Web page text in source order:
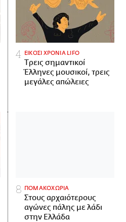
ΕΙΚΟΣΙ ΧΡΟΝΙΑ LIFO
Tρεις σημαντικοί
Έλληνες μουσικοί, τρεις
μεγάλες απώλειες
ΠΟΜΑΚΟΧΩΡΙΑ
Στους αρχαιότερους
αγώνες πάλης με λάδι
στην Ελλάδα